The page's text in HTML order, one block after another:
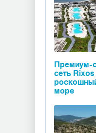
Премиум-
сеть
море